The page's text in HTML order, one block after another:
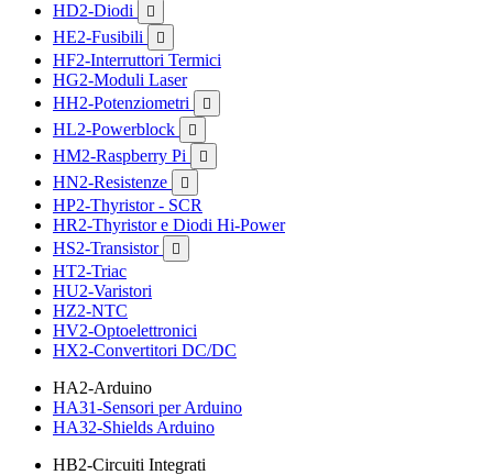
HD2-Diodi 
HE2-Fusibili 
HF2-Interruttori Termici
HG2-Moduli Laser
HH2-Potenziometri

HL2-Powerblock 
HM2-Raspberry Pi 
HN2-Resistenze 
HP2-Thyristor - SCR
HR2-Thyristor e Diodi Hi-Power
HS2-Transistor

HT2-Triac
HU2-Varistori
HZ2-NTC
HV2-Optoelettronici
HX2-Convertitori DC/DC
HA2-Arduino
HA31-Sensori per Arduino
HA32-Shields Arduino
HB2-Circuiti Integrati